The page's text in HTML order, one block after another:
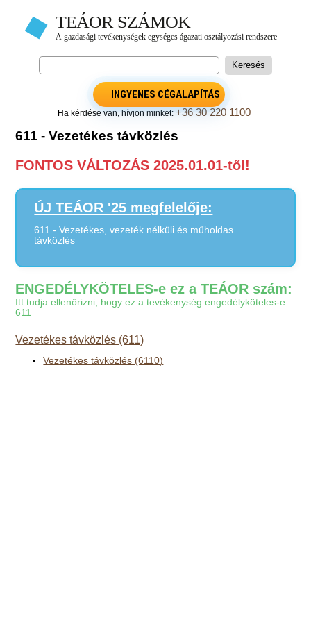
INGYENES CÉGALAPÍTÁS
Ha kérdése van, hívjon minket:+36 30 220 1100
611 - Vezetékes távközlés
FONTOS VÁLTOZÁS 2025.01.01-től!
ÚJ TEÁOR '25 megfelelője:
611 - Vezetékes, vezeték nélküli és műholdas
távközlés
ENGEDÉLYKÖTELES-e ez a TEÁOR szám:
Itt tudja ellenőrizni, hogy ez a tevékenység engedélyköteles-e:
611
Vezetékes távközlés (611)
Vezetékes távközlés (6110)